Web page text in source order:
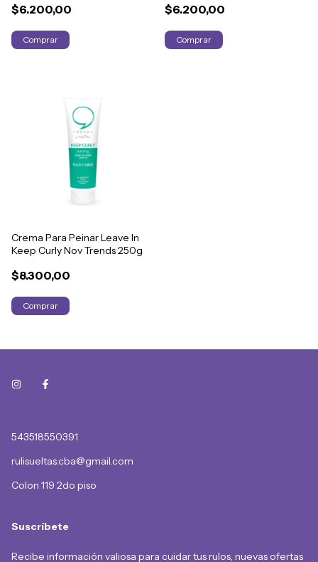
$6.200,00 $6.200,00
Crema Para Peinar Leave In
Keep Curly Nov Trends 250g
$8.300,00
543518550391
rulisueltas.cba@gmail.com
Colon 119 2do piso
Suscríbete
Recibe información valiosa para cuidar tus rulos, nuevas ofertas